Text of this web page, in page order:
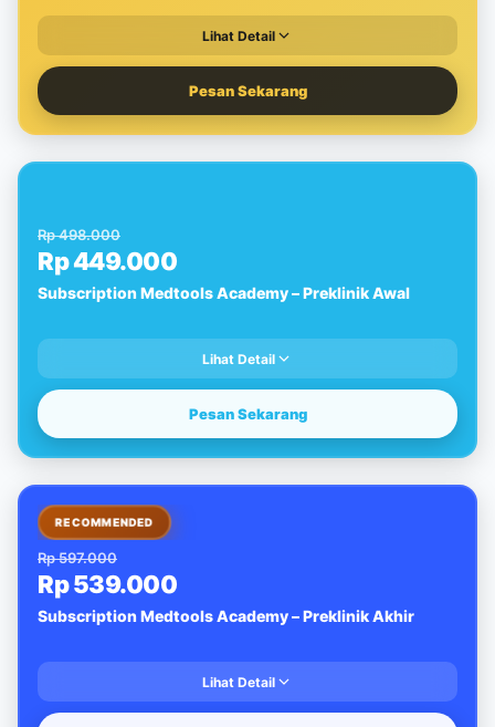
Lihat Detail
Pesan Sekarang
Rp 498.000
Rp 449.000
Subscription Medtools Academy – Preklinik Awal
Lihat Detail
Pesan Sekarang
RECOMMENDED
Rp 597.000
Rp 539.000
Subscription Medtools Academy – Preklinik Akhir
Lihat Detail